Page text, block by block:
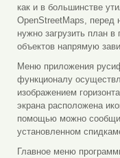
как и в большинстве
OpenStreetMaps, перед
нужно загрузить план в
объектов напрямую
Меню приложения
функционалу
изображением
экрана расположена
помощью можно
установленном
Главное меню